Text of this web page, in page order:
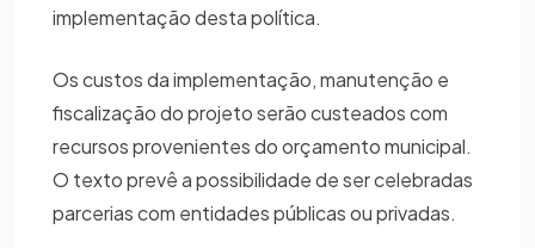
implementação desta política.
Os custos da implementação, manutenção e
fiscalização do projeto serão custeados com
recursos provenientes do orçamento municipal.
O texto prevê a possibilidade de ser celebradas
parcerias com entidades públicas ou privadas.